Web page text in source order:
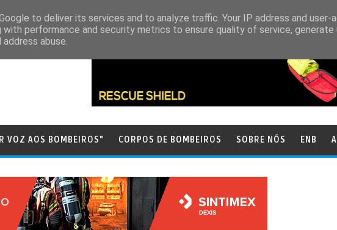
VOZ AOS BOMBEIROS" CORPOS DE BOMBEIROS SOBRE NÓS ENB
to deliver its services and to analyze traffic. Your IP address and user-
with performance and security metrics to ensure quality of service, generate
abuse.